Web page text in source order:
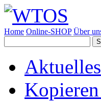
Home Online-SHOP Über
Aktuelles